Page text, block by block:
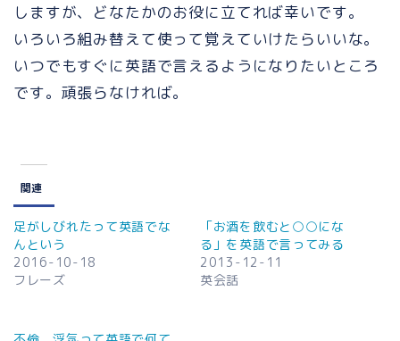
しますが、どなたかのお役に立てれば幸いです。
いろいろ組み替えて使って覚えていけたらいいな。
いつでもすぐに英語で言えるようになりたいところ
です。頑張らなければ。
関連
足がしびれたって英語でな
んという
2016-10-18
フレーズ
「お酒を飲むと○○にな
る」を英語で言ってみる
2013-12-11
英会話